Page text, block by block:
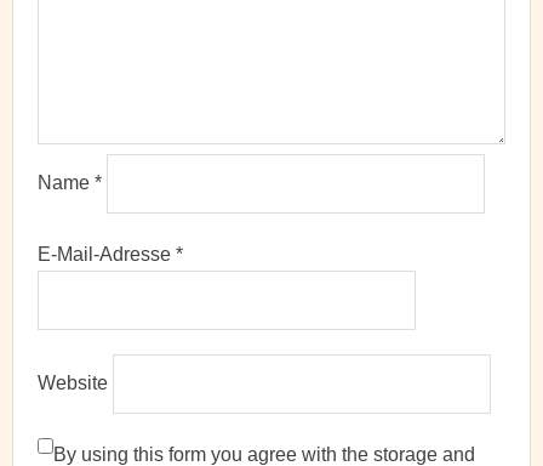
Name *
E-Mail-Adresse *
Website
By using this form you agree with the storage and